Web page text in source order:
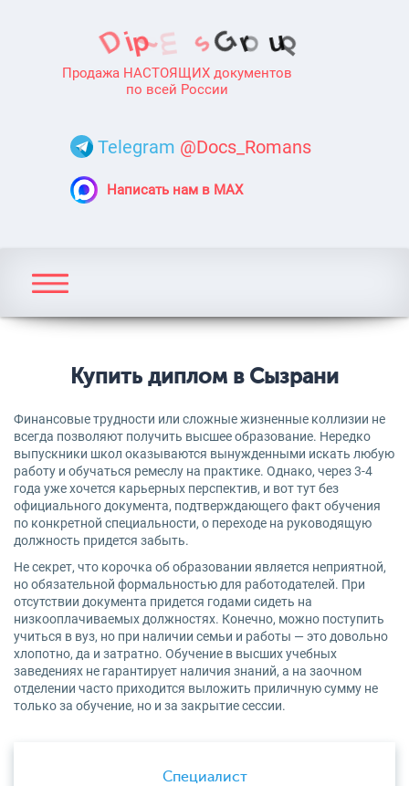
Продажа НАСТОЯЩИХ документов
по всей России
Telegram @Docs_Romans
Написать нам в MAX
Купить диплом в Сызрани
Финансовые трудности или сложные жизненные коллизии не
всегда позволяют получить высшее образование. Нередко
выпускники школ оказываются вынужденными искать любую
работу и обучаться ремеслу на практике. Однако, через 3-4
года уже хочется карьерных перспектив, и вот тут без
официального документа, подтверждающего факт обучения
по конкретной специальности, о переходе на руководящую
должность придется забыть.
Не секрет, что корочка об образовании является неприятной,
но обязательной формальностью для работодателей. При
отсутствии документа придется годами сидеть на
низкооплачиваемых должностях. Конечно, можно поступить
учиться в вуз, но при наличии семьи и работы — это довольно
хлопотно, да и затратно. Обучение в высших учебных
заведениях не гарантирует наличия знаний, а на заочном
отделении часто приходится выложить приличную сумму не
только за обучение, но и за закрытие сессии.
Специалист